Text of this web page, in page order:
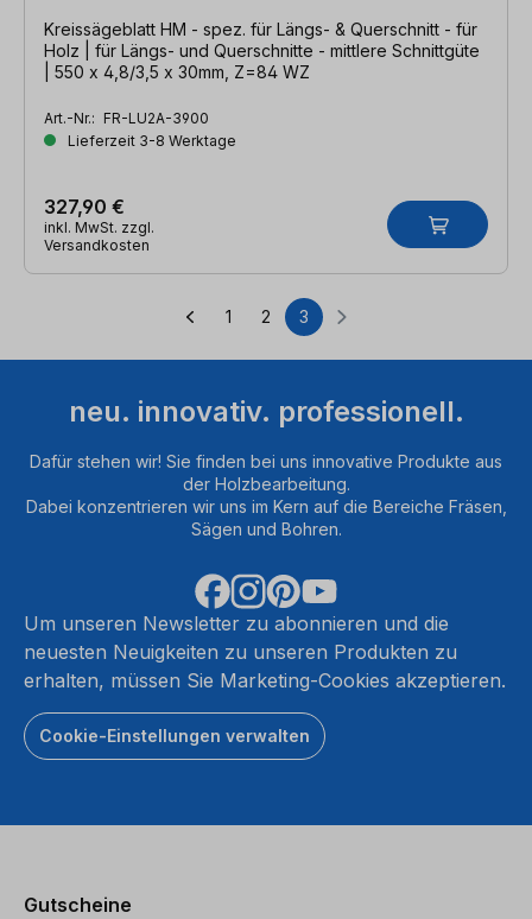
Kreissägeblatt HM - spez. für Längs- & Querschnitt - für
Holz | für Längs- und Querschnitte - mittlere Schnittgüte
| 550 x 4,8/3,5 x 30mm, Z=84 WZ
Art.-Nr.: FR-LU2A-3900
Lieferzeit 3-8 Werktage
327,90 €
inkl. MwSt. zzgl.
Versandkosten
Seite
1 Seite
2 Seite
3
neu. innovativ. professionell.
Dafür stehen wir! Sie finden bei uns innovative Produkte aus
der Holzbearbeitung.
Dabei konzentrieren wir uns im Kern auf die Bereiche Fräsen,
Sägen und Bohren.
Um unseren Newsletter zu abonnieren und die
neuesten Neuigkeiten zu unseren Produkten zu
erhalten, müssen Sie Marketing-Cookies akzeptieren.
Cookie-Einstellungen verwalten
Gutscheine